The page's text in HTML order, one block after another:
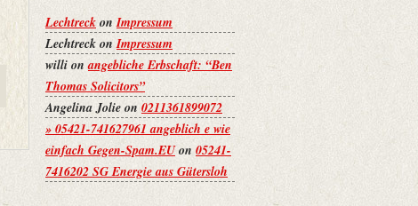
Lechtreck onImpressum
Lechtreck onImpressum
willi onangebliche Erbschaft: “Ben
Thomas Solicitors”
Angelina Jolie on 0211361899072
» 05421-741627961 angeblich e wie
einfach Gegen-Spam.EUon 05241-
7416202 SG Energie aus Gütersloh